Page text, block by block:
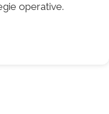
operative.